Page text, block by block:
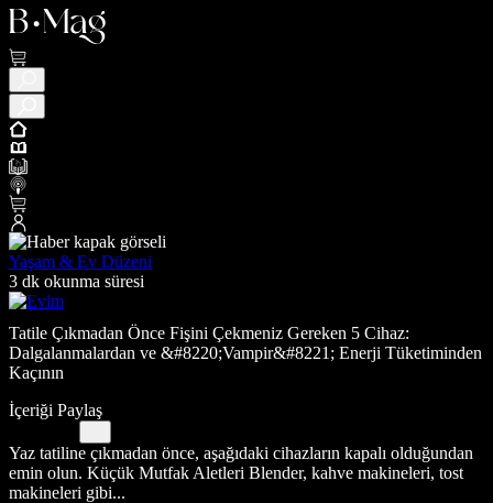
Yaşam & Ev Düzeni
3 dk okunma süresi
Tatile Çıkmadan Önce Fişini Çekmeniz Gereken 5 Cihaz:
Dalgalanmalardan ve &#8220;Vampir&#8221; Enerji Tüketiminden
Kaçının
İçeriği Paylaş
Yaz tatiline çıkmadan önce, aşağıdaki cihazların kapalı olduğundan
emin olun. Küçük Mutfak Aletleri Blender, kahve makineleri, tost
makineleri gibi...